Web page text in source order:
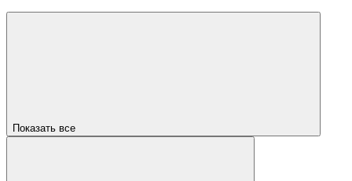
Показать все